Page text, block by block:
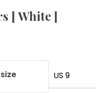
[ White ]